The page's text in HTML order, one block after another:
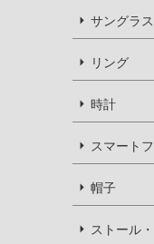
サングラ
リング
時計
スマート
帽子
ストール